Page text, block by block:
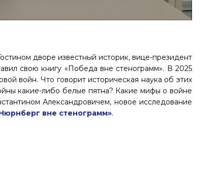
дворе известный историк, вице-президент
свою книгу «Победа вне стенограмм». В 2025
войн. Что говорит историческая наука об этих
какие-либо белые пятна? Какие мифы о войне
Александровичем, новое исследование
вне стенограмм».